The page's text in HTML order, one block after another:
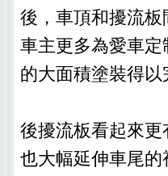
後，車頂和擾流
車主更多為愛車
的大面積塗裝得以
後擾流板看起來
也大幅延伸車尾